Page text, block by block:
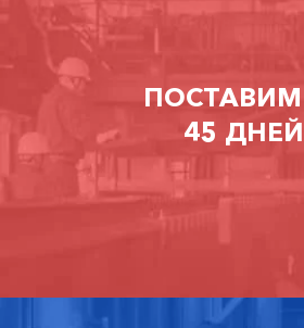
ПОСТАВИМ
45 ДНЕЙ